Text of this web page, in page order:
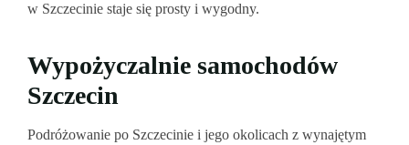
w Szczecinie staje się prosty i wygodny.
Wypożyczalnie samochodów
Szczecin
Podróżowanie po Szczecinie i jego okolicach z wynajętym